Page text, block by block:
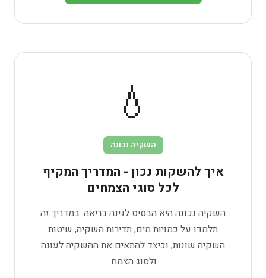
💧
השקיה נכונה
איך להשקות נכון - המדריך המקיף
לכל סוגי הצמחים
השקיה נכונה היא הבסיס לגינה בריאה. במדריך זה
תלמדו על כמויות מים, תדירות השקיה, שיטות
השקיה שונות, וכיצד להתאים את ההשקיה לעונה
ולסוג הצמח.